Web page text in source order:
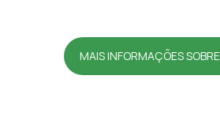
MAIS INFORMAÇÕES